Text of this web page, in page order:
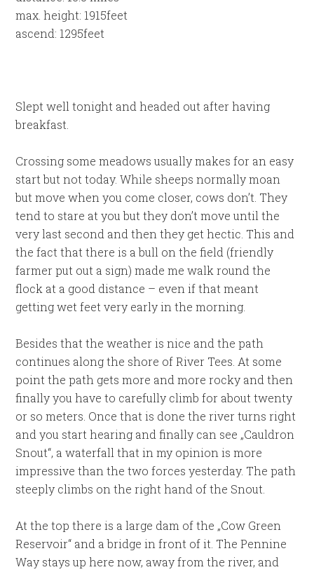
max. height: 1915feet
ascend: 1295feet
Slept well tonight and headed out after having
breakfast.
Crossing some meadows usually makes for an easy
start but not today. While sheeps normally moan
but move when you come closer, cows don’t. They
tend to stare at you but they don’t move until the
very last second and then they get hectic. This and
the fact that there is a bull on the field (friendly
farmer put out a sign) made me walk round the
flock at a good distance – even if that meant
getting wet feet very early in the morning.
Besides that the weather is nice and the path
continues along the shore of River Tees. At some
point the path gets more and more rocky and then
finally you have to carefully climb for about twenty
or so meters. Once that is done the river turns right
and you start hearing and finally can see „Cauldron
Snout“, a waterfall that in my opinion is more
impressive than the two forces yesterday. The path
steeply climbs on the right hand of the Snout.
At the top there is a large dam of the „Cow Green
Reservoir“ and a bridge in front of it. The Pennine
Way stays up here now, away from the river, and